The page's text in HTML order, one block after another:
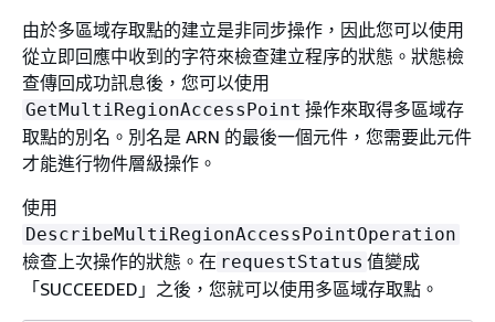
由於多區域存取點的建立是非同步操作，因此您可以使用
從立即回應中收到的字符來檢查建立程序的狀態。狀態檢
查傳回成功訊息後，您可以使用
GetMultiRegionAccessPoint 操作來取得多區域存
取點的別名。別名是 ARN 的最後一個元件，您需要此元件
才能進行物件層級操作。
使用
DescribeMultiRegionAccessPointOperation
檢查上次操作的狀態。在 requestStatus 值變成
「SUCCEEDED」之後，您就可以使用多區域存取點。